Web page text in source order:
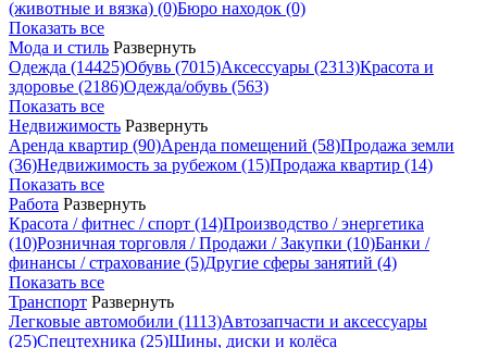
(животные и вязка) (0)Бюро находок (0)
Показать все
Мода и стиль Развернуть
Одежда (14425)Обувь (7015)Аксессуары (2313)Красота и
здоровье (2186)Одежда/обувь (563)
Показать все
Недвижимость Развернуть
Аренда квартир (90)Аренда помещений (58)Продажа земли
(36)Недвижимость за рубежом (15)Продажа квартир (14)
Показать все
Работа Развернуть
Красота / фитнес / спорт (14)Производство / энергетика
(10)Розничная торговля / Продажи / Закупки (10)Банки /
финансы / страхование (5)Другие сферы занятий (4)
Показать все
Транспорт Развернуть
Легковые автомобили (1113)Автозапчасти и аксессуары
(25)Спецтехника (25)Шины, диски и колёса